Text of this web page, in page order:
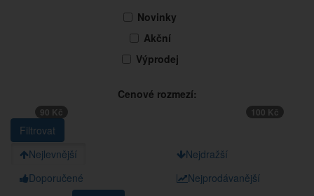
Novinky
Akční
Výprodej
Cenové rozmezí:
90 Kč 100 Kč
Nejlevnější
Nejdražší
Doporučené
Nejprodávanější